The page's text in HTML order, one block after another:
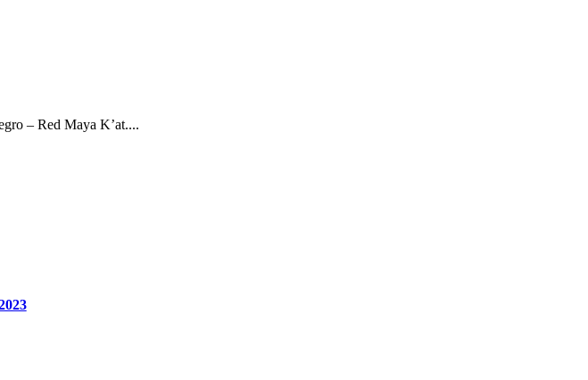
– Red Maya K’at....